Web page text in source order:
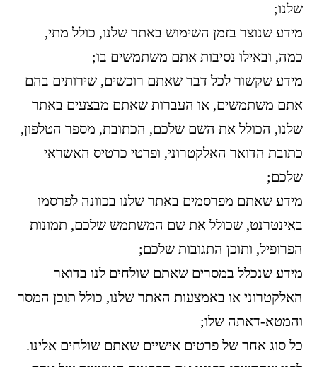
שלנו;
מידע שנוצר בזמן השימוש באתר שלנו, כולל מתי,
כמה, ובאילו נסיבות אתם משתמשים בו;
מידע שקשור לכל דבר שאתם רוכשים, שירותים בהם
אתם משתמשים, או העברות שאתם מבצעים באתר
שלנו, הכולל את השם שלכם, הכתובת, מספר הטלפון,
כתובת הדואר האלקטרוני, ופרטי כרטיס האשראי
שלכם;
מידע שאתם מפרסמים באתר שלנו בכוונה לפרסמו
באינטרנט, שכולל את שם המשתמש שלכם, תמונות
הפרופיל, ותוכן התגובות שלכם;
מידע שנכלל במסרים שאתם שולחים לנו בדואר
האלקטרוני או באמצעות האתר שלנו, כולל תוכן המסר
והמטא-דאתה שלו;
כל סוג אחר של פרטים אישיים שאתם שולחים אלינו.